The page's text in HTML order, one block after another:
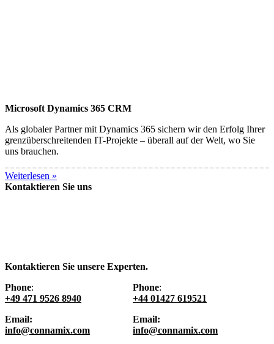
Microsoft Dynamics 365 CRM
Als globaler Partner mit Dynamics 365 sichern wir den Erfolg Ihrer
grenzüberschreitenden IT-Projekte – überall auf der Welt, wo Sie
uns brauchen.
Weiterlesen »
Kontaktieren Sie uns
Kontaktieren Sie unsere Experten.
Phone:
+49 471 9526 8940
Email:
info@connamix.com
Phone:
+44 01427 619521
Email:
info@connamix.com